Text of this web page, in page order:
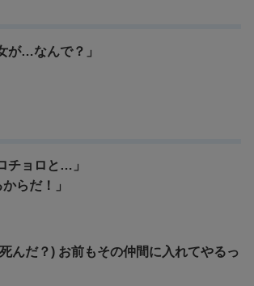
が…なんで？」
チョロと…」
らだ！」
んだ？) お前もその仲間に入れてやるっ